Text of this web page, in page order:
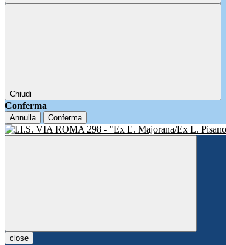
Chiudi
Conferma
Annulla Conferma
close